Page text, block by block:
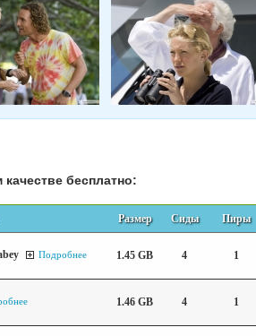
бесплатно:
Размер Сиды Пиры
Подробнее 1.45 GB 4 1
1.46 GB 4 1